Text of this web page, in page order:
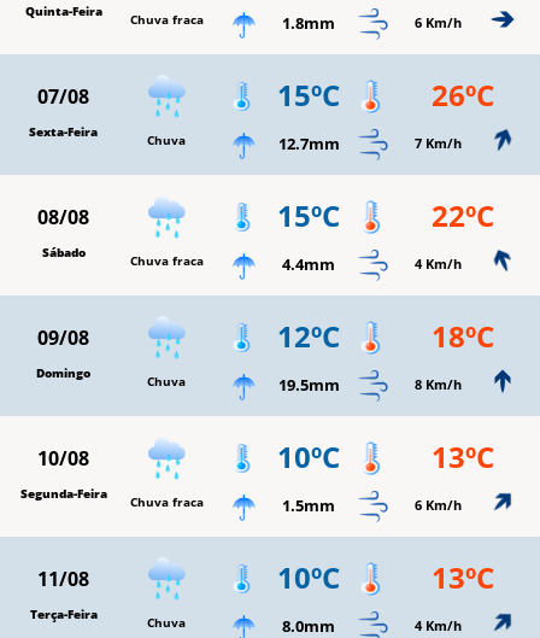
Quinta-Feira Chuva fraca 1.8mm 6 Km/h
07/08
Sexta-Feira Chuva
15ºC 26ºC
12.7mm 7 Km/h
08/08
Sábado Chuva fraca
15ºC 22ºC
4.4mm 4 Km/h
09/08
Domingo Chuva
12ºC 18ºC
19.5mm 8 Km/h
10/08
Segunda-Feira Chuva fraca
10ºC 13ºC
1.5mm 6 Km/h
11/08
Terça-Feira Chuva
10ºC 13ºC
8.0mm 4 Km/h